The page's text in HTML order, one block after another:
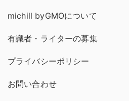
michill byGMOについて
有識者・ライターの募集
プライバシーポリシー
お問い合わせ